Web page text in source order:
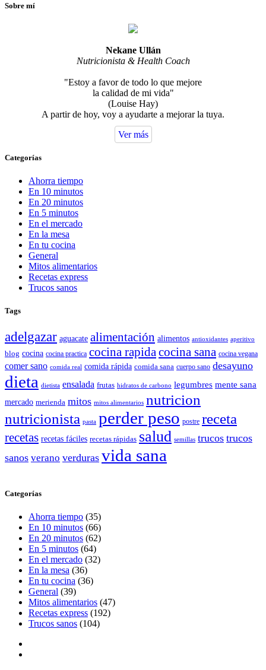
Sobre mí
Nekane Ullán
Nutricionista & Health Coach
"Estoy a favor de todo lo que mejore
la calidad de mi vida"
(Louise Hay)
A partir de hoy, voy a ayudarte a mejorar la tuya.
Ver más
Categorías
Ahorra tiempo
En 10 minutos
En 20 minutos
En 5 minutos
En el mercado
En la mesa
En tu cocina
General
Mitos alimentarios
Recetas express
Trucos sanos
Tags
adelgazar aguacate alimentación alimentos antioxidantes aperitivo
blog cocina cocina practica cocina rapida cocina sana cocina vegana
comer sano comida real comida rápida comida sana cuerpo sano desayuno
dieta dietista ensalada frutas hidratos de carbono legumbres mente sana
mercado merienda mitos mitos alimentarios nutricion
nutricionista pasta perder peso postre receta
recetas recetas fáciles recetas rápidas salud semillas trucos trucos
sanos verano verduras vida sana
Categorías
Ahorra tiempo (35)
En 10 minutos (66)
En 20 minutos (62)
En 5 minutos (64)
En el mercado (32)
En la mesa (36)
En tu cocina (36)
General (39)
Mitos alimentarios (47)
Recetas express (192)
Trucos sanos (104)